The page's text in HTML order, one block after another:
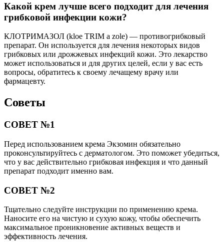
Какой крем лучше всего подходит для лечения
грибковой инфекции кожи?
КЛОТРИМАЗОЛ (kloe TRIM a zole) — противогрибковый
препарат. Он используется для лечения некоторых видов
грибковых или дрожжевых инфекций кожи. Это лекарство
может использоваться и для других целей, если у вас есть
вопросы, обратитесь к своему лечащему врачу или
фармацевту.
Советы
СОВЕТ №1
Перед использованием крема Экзомин обязательно
проконсультируйтесь с дерматологом. Это поможет убедиться,
что у вас действительно грибковая инфекция и что данный
препарат подходит именно вам.
СОВЕТ №2
Тщательно следуйте инструкции по применению крема.
Наносите его на чистую и сухую кожу, чтобы обеспечить
максимальное проникновение активных веществ и
эффективность лечения.